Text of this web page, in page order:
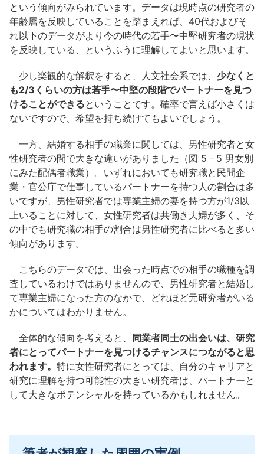
という傾向がみられています。データは現時点の研究者の
年齢層を反映していることを踏まえれば、40代およびそ
れ以下のデータがより今の時代の若手〜中堅研究者の現状
を反映している、というふうに理解してよいと思います。
少し楽観的な解釈をすると、人文社会系では、 少なくと
も2/3くらいの方は若手〜中堅の段階でパートナーを見つ
けることができるということです。確率で言えば小さくは
ないですので、希望を持ち続けてもよいでしょう。
一方、結婚する相手の職業に関しては、男性研究者と女
性研究者の間で大きな違いがありました（図 5－5 男女別
にみた配偶者職業）。いずれにおいても研究職と民間企
業・官公庁で仕事しているパートナーを持つ人の割合は多
いですが、男性研究者では専業主婦の妻を持つ方が1/3以
上いることに対して、女性研究者は共働き夫婦が多く、そ
の中でも研究職の相手の割合は男性研究者に比べると多い
傾向があります。
こちらのデータでは、出会った時点での相手の職種を調
査しているわけではありませんので、男性研究者と結婚し
て専業主婦になった方のなかで、どれほど元研究者がいる
かについてはわかりません。
全体的な傾向を考えると、 同業者同士の出会いは、研究
者にとってパートナーを見つけるチャンスにつながると思
われます。 特に女性研究者にとっては、自分のキャリアと
研究に理解を持つ可能性の大きい研究者は、パートナーと
して大きなポテンシャルを持っているかもしれません。